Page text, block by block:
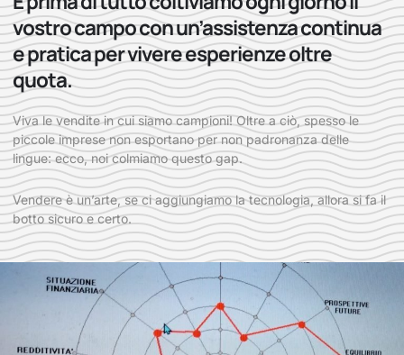
vostro campo con un’assistenza continua
e pratica per vivere esperienze oltre
quota.
Viva le vendite in cui siamo campioni! Oltre a ciò, spesso le
piccole imprese non esportano per non padronanza delle
lingue: ecco, noi colmiamo questo gap.
Vendere è un’arte, se ci aggiungiamo la tecnologia, allora si fa il
botto sicuro e certo.